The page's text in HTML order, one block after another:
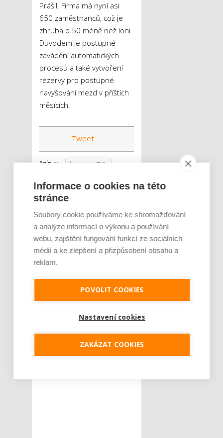
Prášil. Firma má nyní asi
650 zaměstnanců, což je
zhruba o 50 méně než loni.
Důvodem je postupné
zavádění automatických
procesů a také vytvoření
rezervy pro postupné
navyšování mezd v příštích
měsících.
Tweet
ŠTÍTKY :
koncern ZKL
ocelárenský
průmysl
železnice
Informace o cookies na této
stránce
Soubory cookie používáme ke shromažďování
a analýze informací o výkonu a používání
webu, zajištění fungování funkcí ze sociálních
médií a ke zlepšení a přizpůsobení obsahu a
reklam.
POVOLIT COOKIES
Nastavení cookies
ZAKÁZAT COOKIES